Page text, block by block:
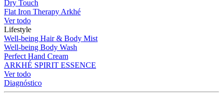
Dry Touch
Flat Iron Therapy Arkhé
Ver todo
Lifestyle
Well-being Hair & Body Mist
Well-being Body Wash
Perfect Hand Cream
ARKHÉ SPIRIT ESSENCE
Ver todo
Diagnóstico